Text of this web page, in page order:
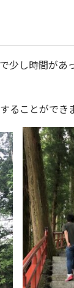
少し時間が
ることができ